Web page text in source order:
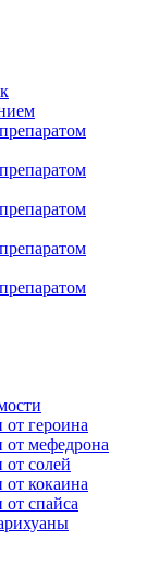
от героина
от мефедрона
от солей
от кокаина
спайса